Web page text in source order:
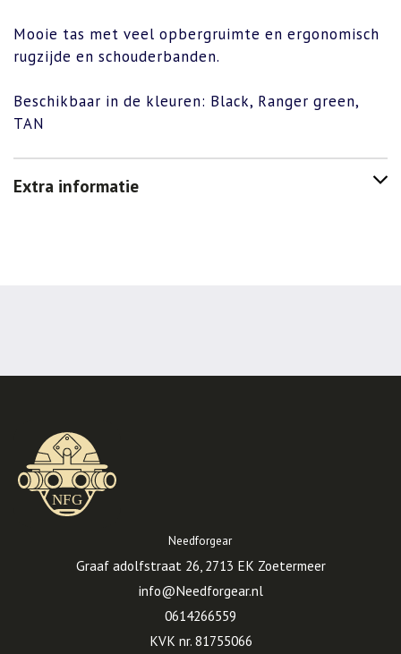
Mooie tas met veel opbergruimte en ergonomisch
rugzijde en schouderbanden.
Beschikbaar in de kleuren: Black, Ranger green,
TAN
Extra informatie
Needforgear
Graaf adolfstraat 26, 2713 EK Zoetermeer
info@Needforgear.nl
0614266559
KVK nr. 81755066